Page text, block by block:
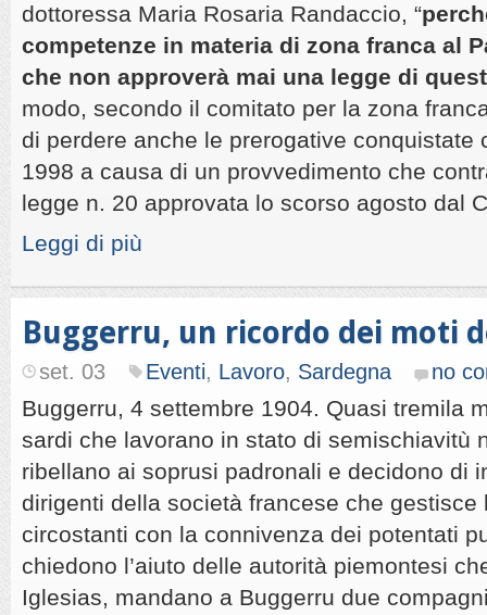
dottoressa Maria Rosaria Randaccio, “
competenze in materia di zona franca al
che non approverà mai una legge di
modo, secondo il comitato per la zona
di perdere anche le prerogative conquistate
1998 a causa di un provvedimento che
legge n. 20 approvata lo scorso agosto dal
Leggi di più
Buggerru, un ricordo dei moti
set. 03 Eventi, Lavoro, Sardegna no
Buggerru, 4 settembre 1904. Quasi tremila
sardi che lavorano in stato di semischiavitù
ribellano ai soprusi padronali e decidono di
dirigenti della società francese che gestisce
circostanti con la connivenza dei potentati
chiedono l’aiuto delle autorità piemontesi
Iglesias, mandano a Buggerru due